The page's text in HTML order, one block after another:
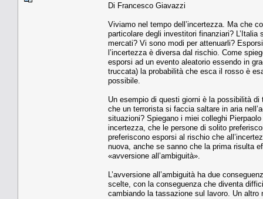
Di Francesco Giavazzi
Viviamo nel tempo dell’incertezza. Ma che
particolare degli investitori finanziari?
mercati? Vi sono modi per attenuarli?
l’incertezza è diversa dal rischio. Come
esporsi ad un evento aleatorio essendo in
truccata) la probabilità che esca il rosso è
possibile.
Un esempio di questi giorni è la possibilità
che un terrorista si faccia saltare in aria
situazioni? Spiegano i miei colleghi
incertezza, che le persone di solito
preferiscono esporsi al rischio che
nuova, anche se sanno che la prima risulta
«avversione all’ambiguità».
L’avversione all’ambiguità ha due
scelte, con la conseguenza che diventa
cambiando la tassazione sul lavoro. Un altro